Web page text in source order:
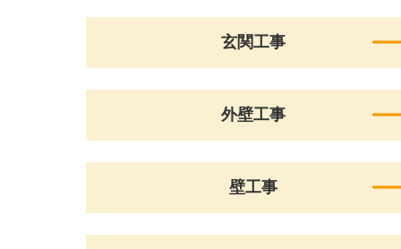
玄関工事
外壁工事
壁工事